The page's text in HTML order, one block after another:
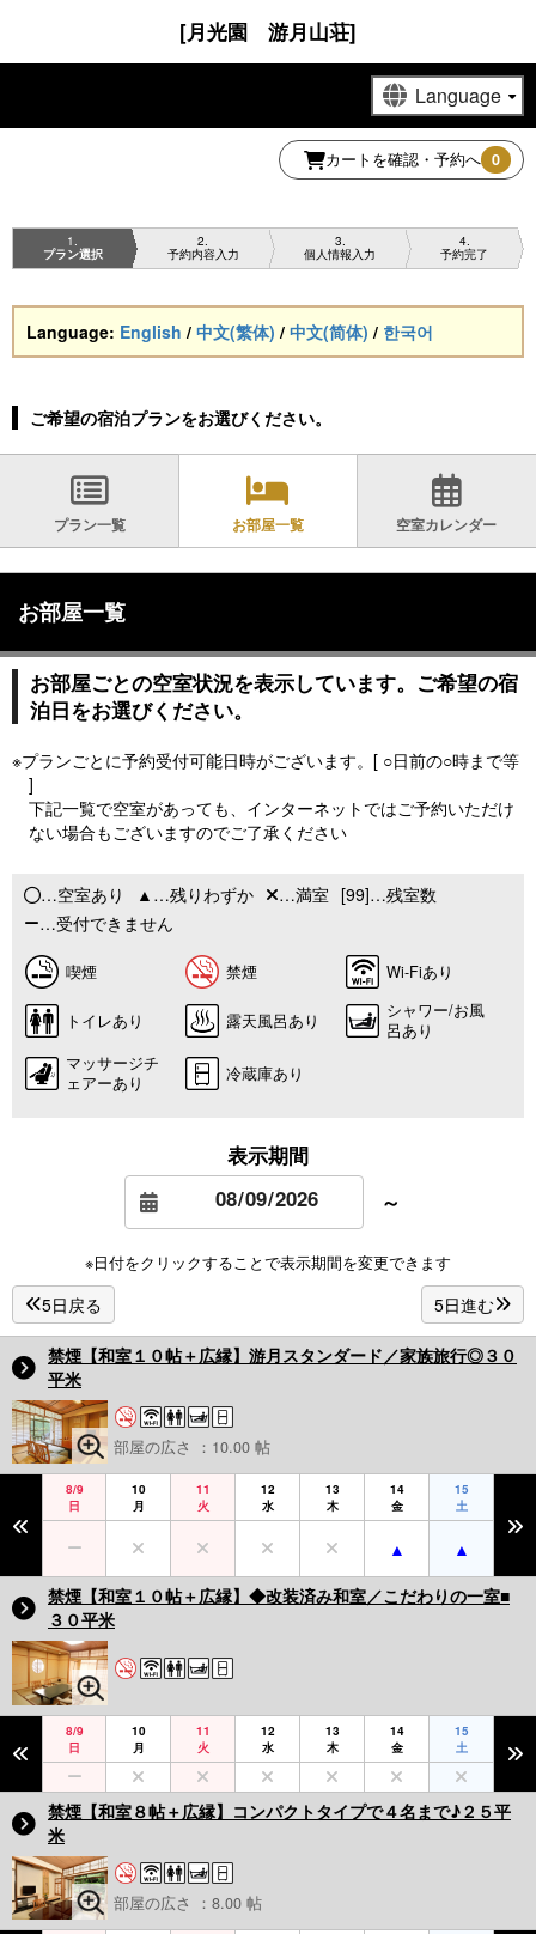
[月光園 游月山荘]
カートを確認・予約へ 0
1
プラン選択
2
予約内容入力
3
個人情報入力
4
予約完了
Language: English / 中文(繁体) / 中文(简体) / 한국어
ご希望の宿泊プランをお選びください。
プラン一覧 お部屋一覧 空室カレンダー
お部屋一覧
お部屋ごとの空室状況を表示しています。ご希望の宿
泊日をお選びください。
※プランごとに予約受付可能日時がございます。[ ○日前の○時まで等
]
下記一覧で空室があっても、インターネットではご予約いただけ
ない場合もございますのでご了承ください
…空室あり …残りわずか …満室 [99]…残室数
…受付できません
喫煙 禁煙 Wi-Fiあり
トイレあり 露天風呂あり
シャワー/お風
呂あり
マッサージチ
ェアーあり
冷蔵庫あり
表示期間
～
※日付をクリックすることで表示期間を変更できます
5日戻る 5日進む
禁煙【和室１０帖＋広縁】游月スタンダード／家族旅行◎３０
平米
部屋の広さ ：10.00 帖
8/9
日
10
月
11
火
12
水
13
木
14
金
15
土
禁煙【和室１０帖＋広縁】◆改装済み和室／こだわりの一室■
３０平米
8/9
日
10
月
11
火
12
水
13
木
14
金
15
土
禁煙【和室８帖＋広縁】コンパクトタイプで４名まで♪２５平
米
部屋の広さ ：8.00 帖